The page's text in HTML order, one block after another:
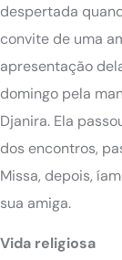
despertada
convite de uma
apresentação
domingo pela
Djanira. Ela
dos encontros,
Missa, depois,
sua amiga.
Vida religiosa